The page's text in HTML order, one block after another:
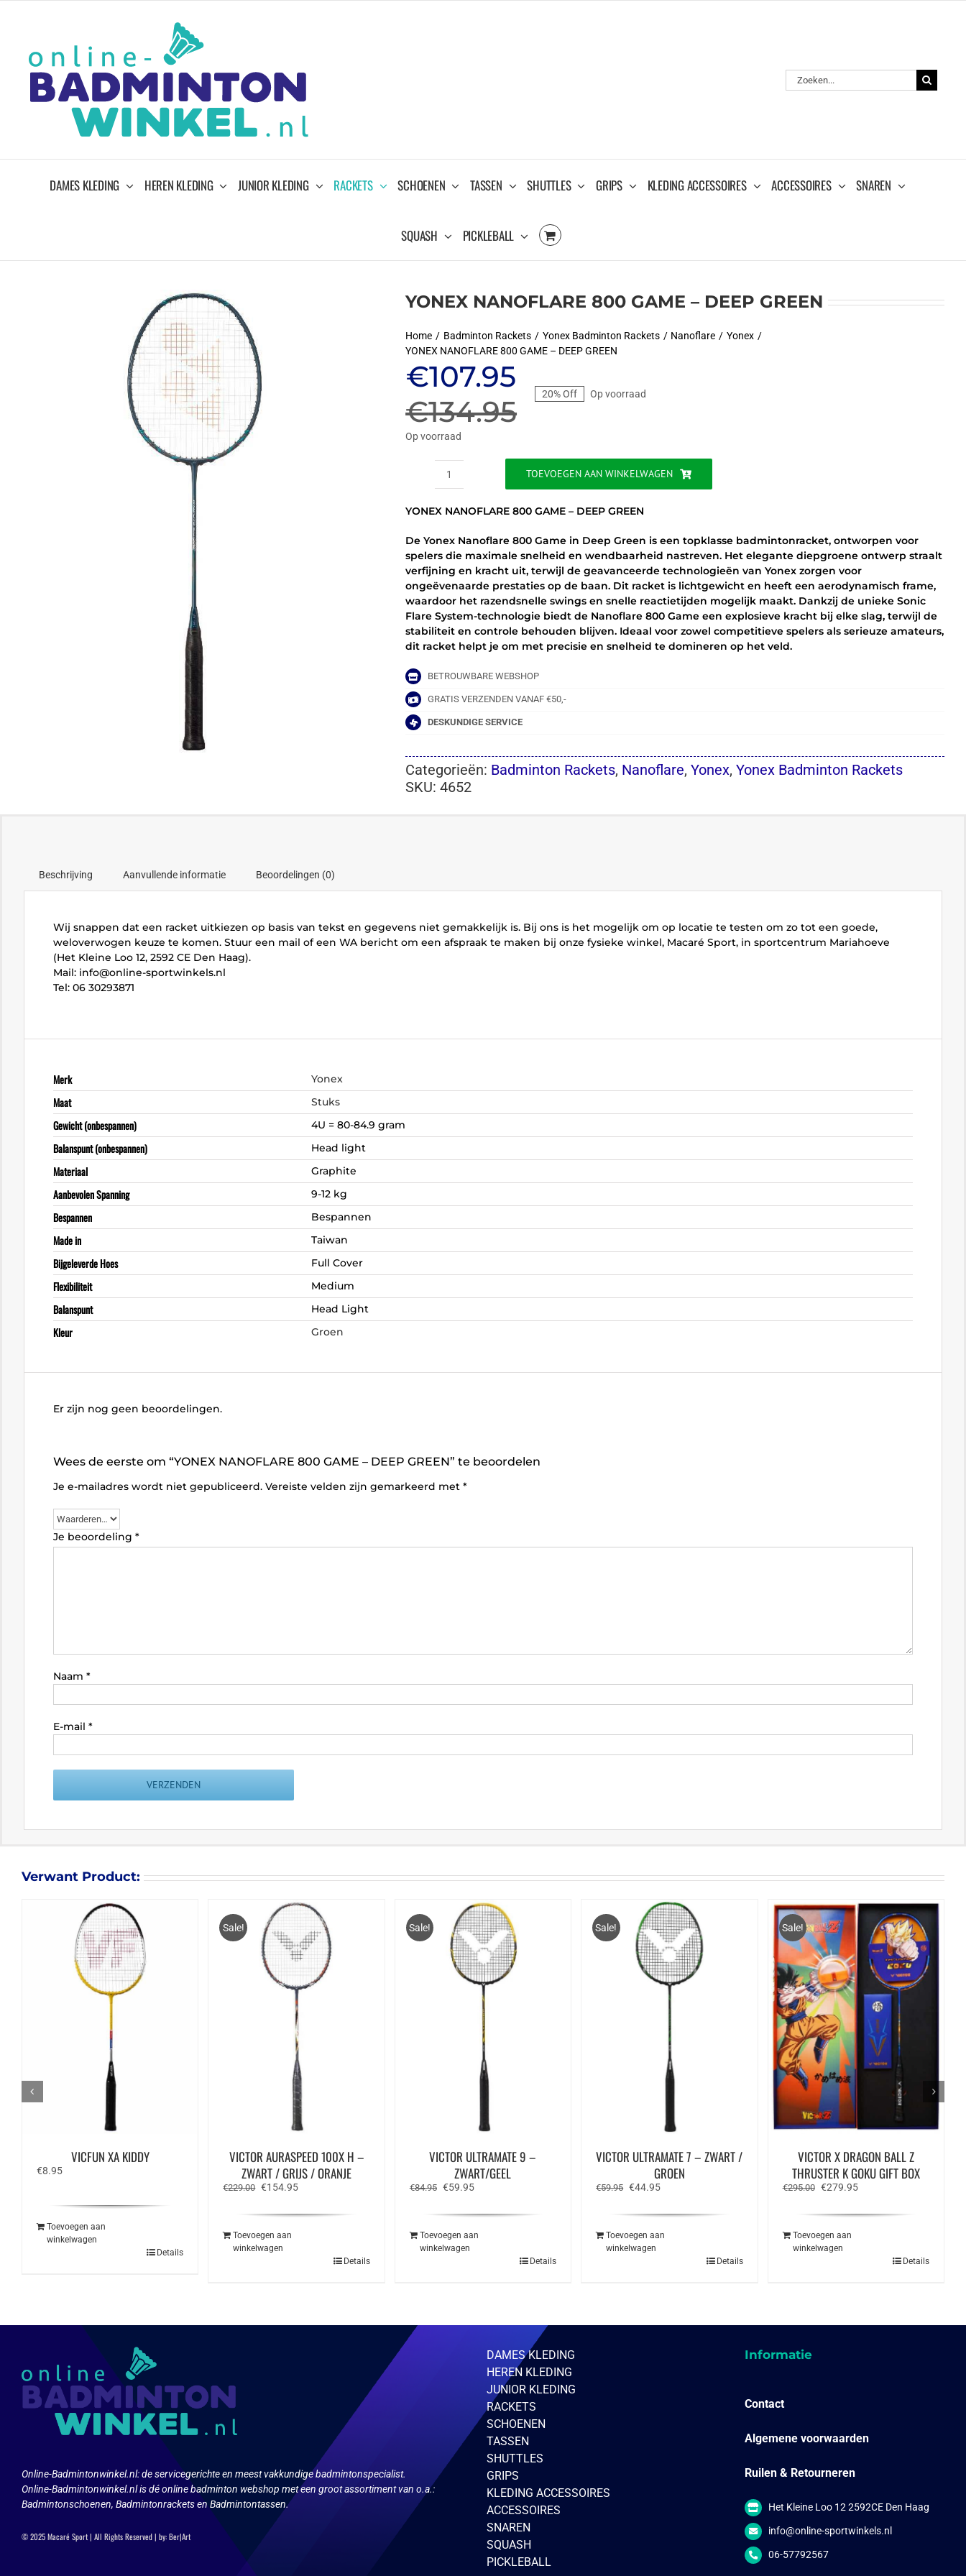
Zoeken
naar:
DAMES KLEDING HEREN KLEDING JUNIOR KLEDING RACKETS SCHOENEN TASSEN SHUTTLES GRIPS KLEDING ACCESSOIRES ACCESSOIRES SNAREN
SQUASH PICKLEBALL
YONEX NANOFLARE 800 GAME – DEEP GREEN
Home Badminton Rackets Yonex Badminton Rackets Nanoflare
Yonex
YONEX NANOFLARE 800 GAME – DEEP GREEN
€134.95
Oorspronkelijke
prijs
was:
€134.95.
€107.95
Huidige
prijs
is:
€107.95.
20% Off Op voorraad
Op voorraad
YONEX
800
-
DEEP
GREEN
aantal
TOEVOEGEN AAN WINKELWAGEN
YONEX NANOFLARE 800 GAME – DEEP GREEN
De Yonex Nanoflare 800 Game in Deep Green is een topklasse badmintonracket, ontworpen voor
spelers die maximale snelheid en wendbaarheid nastreven. Het elegante diepgroene ontwerp straalt
verfijning en kracht uit, terwijl de geavanceerde technologieën van Yonex zorgen voor
ongeëvenaarde prestaties op de baan. Dit racket is lichtgewicht en heeft een aerodynamisch frame,
waardoor het razendsnelle swings en snelle reactietijden mogelijk maakt. Dankzij de unieke Sonic
Flare System-technologie biedt de Nanoflare 800 Game een explosieve kracht bij elke slag, terwijl de
stabiliteit en controle behouden blijven. Ideaal voor zowel competitieve spelers als serieuze amateurs,
dit racket helpt je om met precisie en snelheid te domineren op het veld.
BETROUWBARE WEBSHOP
GRATIS VERZENDEN VANAF €50,-
DESKUNDIGE SERVICE
Categorieën: Badminton Rackets, Nanoflare,Yonex,Yonex Badminton Rackets
SKU:4652
Beschrijving Aanvullende informatie Beoordelingen (0)
Wij snappen dat een racket uitkiezen op basis van tekst en gegevens niet gemakkelijk is. Bij ons is het mogelijk om op locatie te testen om zo tot een goede,
weloverwogen keuze te komen. Stuur een mail of een WA bericht om een afspraak te maken bij onze fysieke winkel, Macaré Sport, in sportcentrum Mariahoeve
(Het Kleine Loo 12, 2592 CE Den Haag).
Mail: info@online-sportwinkels.nl
Tel: 06 30293871
Merk Yonex
Maat Stuks
Gewicht (onbespannen) 4U = 80-84.9 gram
Balanspunt (onbespannen) Head light
Materiaal Graphite
Aanbevolen Spanning 9-12 kg
Bespannen Bespannen
Made in Taiwan
Bijgeleverde Hoes Full Cover
Flexibiliteit Medium
Balanspunt Head Light
Kleur Groen
Er zijn nog geen beoordelingen.
Wees de eerste om “YONEX NANOFLARE 800 GAME – DEEP GREEN” te beoordelen
Je e-mailadres wordt niet gepubliceerd. Vereiste velden zijn gemarkeerd met *
Je beoordeling *
Naam *
E-mail *
Verwant Product:
VICFUN XA KIDDY
€8.95
Toevoegen aan
winkelwagen
Details
Sale!
VICTOR AURASPEED 100X H –
ZWART / GRIJS / ORANJE
€229.00 Oorspronkelijke
€154.95Huidige
Toevoegen aan
winkelwagen
Details
Sale!
VICTOR ULTRAMATE 9 –
ZWART/GEEL
€84.95 Oorspronkelijke
€59.95Huidige
Toevoegen aan
winkelwagen
Details
Sale!
VICTOR ULTRAMATE 7 – ZWART /
GROEN
€59.95 Oorspronkelijke
€44.95Huidige
Toevoegen aan
winkelwagen
Details
Sale!
VICTOR X DRAGON BALL Z
THRUSTER K GOKU GIFT BOX
€295.00 Oorspronkelijke
€279.95Huidige
Toevoegen aan
winkelwagen
Details
Online-Badmintonwinkel.nl:de servicegerichte en meest vakkundige badmintonspecialist.
Online-Badmintonwinkel.nl is dé online badminton webshop met een groot assortiment van o.a.:
Badmintonschoenen, Badmintonrackets en Badmintontassen.
© 2025 Macaré Sport | All Rights Reserved | by:Ber|Art
DAMES KLEDING
HEREN KLEDING
JUNIOR KLEDING
RACKETS
SCHOENEN
TASSEN
SHUTTLES
GRIPS
KLEDING ACCESSOIRES
ACCESSOIRES
SNAREN
SQUASH
PICKLEBALL
Informatie
Contact
Algemene voorwaarden
Ruilen & Retourneren
Het Kleine Loo 12 2592CE Den Haag
info@online-sportwinkels.nl
06-57792567